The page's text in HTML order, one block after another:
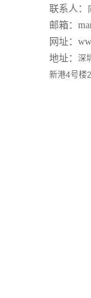
联系人：
邮箱：
网址：
地址： 深
新港4号楼